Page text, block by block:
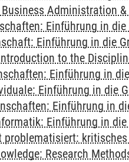
Administration
Einführung in die
Einführung in die
to the
Einführung in
Einführung in die
Einführung in
Einführung in die
problematisiert: kritisches
Research